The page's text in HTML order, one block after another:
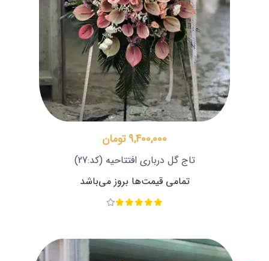
9,400,000 تومان
تاج گل درباری افتتاحیه (کد:27)
تمامی قیمت‌ها بروز می‌باشد